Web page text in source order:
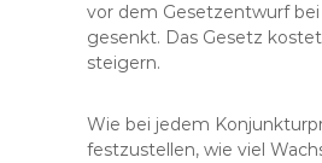
vor dem Gesetzentwurf
gesenkt. Das Gesetz
steigern.
Wie bei jedem
festzustellen, wie viel